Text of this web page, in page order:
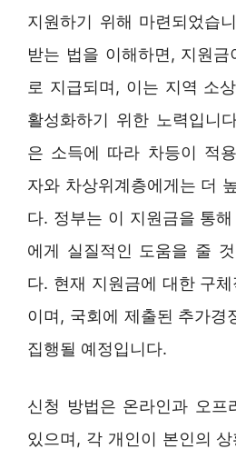
지원하기 위해 마련되었습
받는 법을 이해하면, 지원
로 지급되며, 이는 지역 소
활성화하기 위한 노력입니
은 소득에 따라 차등이 적
자와 차상위계층에게는 더
다. 정부는 이 지원금을 통
에게 실질적인 도움을 줄
다. 현재 지원금에 대한 구
이며, 국회에 제출된 추가경
집행될 예정입니다.
신청 방법은 온라인과 오프
있으며, 각 개인이 본인의